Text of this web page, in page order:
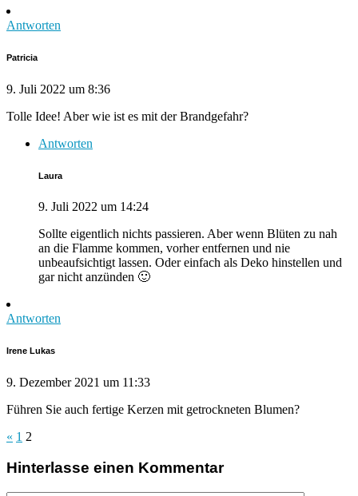
Antworten
Patricia
9. Juli 2022 um 8:36
Tolle Idee! Aber wie ist es mit der Brandgefahr?
Antworten
Laura
9. Juli 2022 um 14:24
Sollte eigentlich nichts passieren. Aber wenn Blüten zu nah
an die Flamme kommen, vorher entfernen und nie
unbeaufsichtigt lassen. Oder einfach als Deko hinstellen und
gar nicht anzünden 🙂
Antworten
Irene Lukas
9. Dezember 2021 um 11:33
Führen Sie auch fertige Kerzen mit getrockneten Blumen?
« 1 2
Hinterlasse einen Kommentar